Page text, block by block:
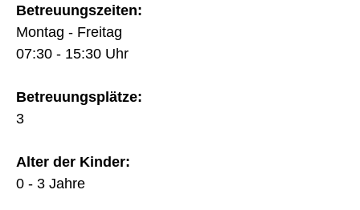
Betreuungszeiten:
Montag - Freitag
07:30 - 15:30 Uhr
Betreuungsplätze:
3
Alter der Kinder:
0 - 3 Jahre